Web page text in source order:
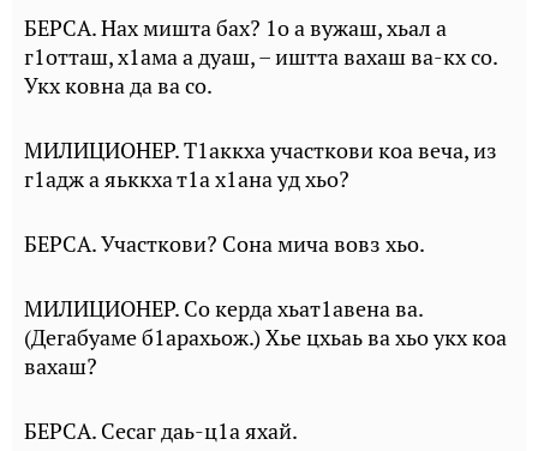
БЕРСА. Нах мишта бах? 1о а вужаш, хьал а
г1отташ, х1ама а дуаш, – иштта вахаш ва-кх со.
Укх ковна да ва со.
МИЛИЦИОНЕР. Т1аккха участкови коа веча, из
г1адж а яьккха т1а х1ана уд хьо?
БЕРСА. Участкови? Сона мича вовз хьо.
МИЛИЦИОНЕР. Со керда хьат1авена ва.
(Дегабуаме б1арахьож.) Хье цхьаь ва хьо укх коа
вахаш?
БЕРСА. Сесаг даь-ц1а яхай.